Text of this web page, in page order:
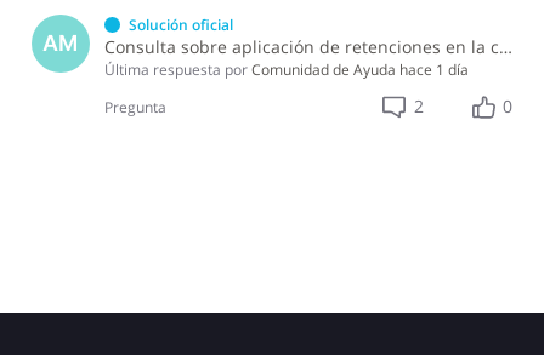
AM
Solución oficial
Consulta sobre aplicación de retenciones en la compra de alimentos a persona física
Última respuesta porComunidad de Ayuda hace 1 día
Pregunta
2 0